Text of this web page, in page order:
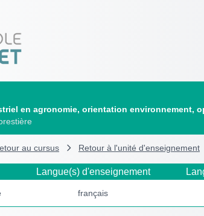
en agronomie, orientation environnement,
au cursus Retour à l'unité d'enseignement
Langue(s) d'enseignement
français